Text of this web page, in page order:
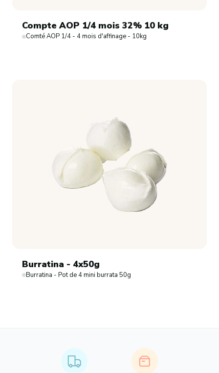
Compte AOP 1/4 mois 32% 10 kg
Comté AOP 1/4 - 4 mois d'affinage - 10kg
Burratina - 4x50g
Burratina - Pot de 4 mini burrata 50g